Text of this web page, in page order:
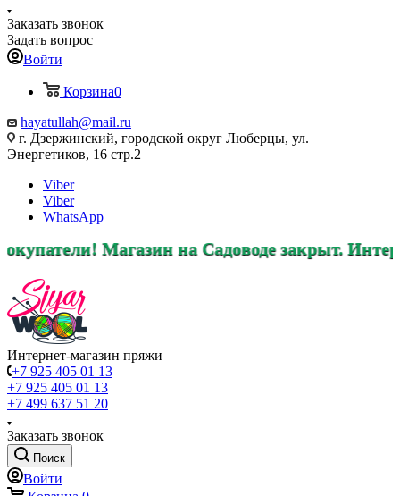
Заказать звонок
Задать вопрос
Войти
Корзина0
hayatullah@mail.ru
г. Дзержинский, городской округ Люберцы, ул.
Энергетиков, 16 стр.2
Viber
Viber
WhatsApp
Магазин на Садоводе закрыт. Интернет
Интернет-магазин пряжи
+7 925 405 01 13
+7 925 405 01 13
+7 499 637 51 20
Заказать звонок
Поиск
Войти